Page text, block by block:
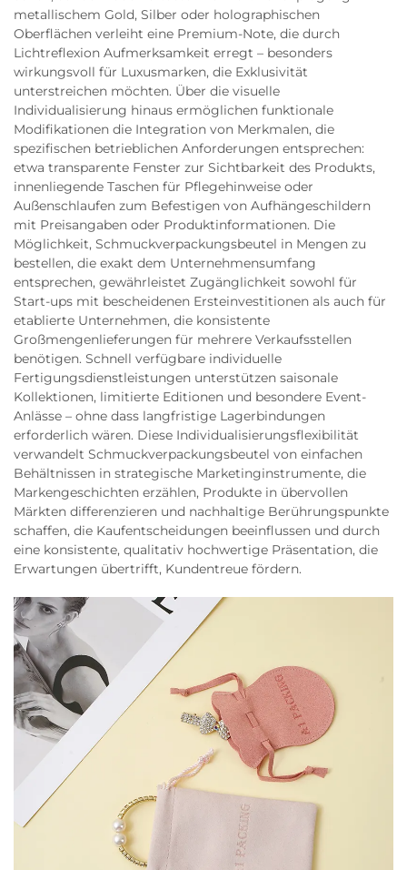
metallischem Gold, Silber oder holographischen
Oberflächen verleiht eine Premium-Note, die durch
Lichtreflexion Aufmerksamkeit erregt – besonders
wirkungsvoll für Luxusmarken, die Exklusivität
unterstreichen möchten. Über die visuelle
Individualisierung hinaus ermöglichen funktionale
Modifikationen die Integration von Merkmalen, die
spezifischen betrieblichen Anforderungen entsprechen:
etwa transparente Fenster zur Sichtbarkeit des Produkts,
innenliegende Taschen für Pflegehinweise oder
Außenschlaufen zum Befestigen von Aufhängeschildern
mit Preisangaben oder Produktinformationen. Die
Möglichkeit, Schmuckverpackungsbeutel in Mengen zu
bestellen, die exakt dem Unternehmensumfang
entsprechen, gewährleistet Zugänglichkeit sowohl für
Start-ups mit bescheidenen Ersteinvestitionen als auch für
etablierte Unternehmen, die konsistente
Großmengenlieferungen für mehrere Verkaufsstellen
benötigen. Schnell verfügbare individuelle
Fertigungsdienstleistungen unterstützen saisonale
Kollektionen, limitierte Editionen und besondere Event-
Anlässe – ohne dass langfristige Lagerbindungen
erforderlich wären. Diese Individualisierungsflexibilität
verwandelt Schmuckverpackungsbeutel von einfachen
Behältnissen in strategische Marketinginstrumente, die
Markengeschichten erzählen, Produkte in übervollen
Märkten differenzieren und nachhaltige Berührungspunkte
schaffen, die Kaufentscheidungen beeinflussen und durch
eine konsistente, qualitativ hochwertige Präsentation, die
Erwartungen übertrifft, Kundentreue fördern.